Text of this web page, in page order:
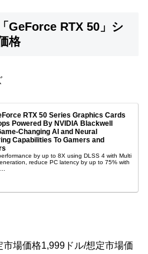
GeForce RTX 50」シ
格
RTX 50 Series Graphics Cards
Powered By NVIDIA Blackwell
Changing AI and Neural
Capabilities To Gamers and
by up to 8X using DLSS 4 with Multi
reduce PC latency by up to 75% with
場価格1,999ドル/想定市場価